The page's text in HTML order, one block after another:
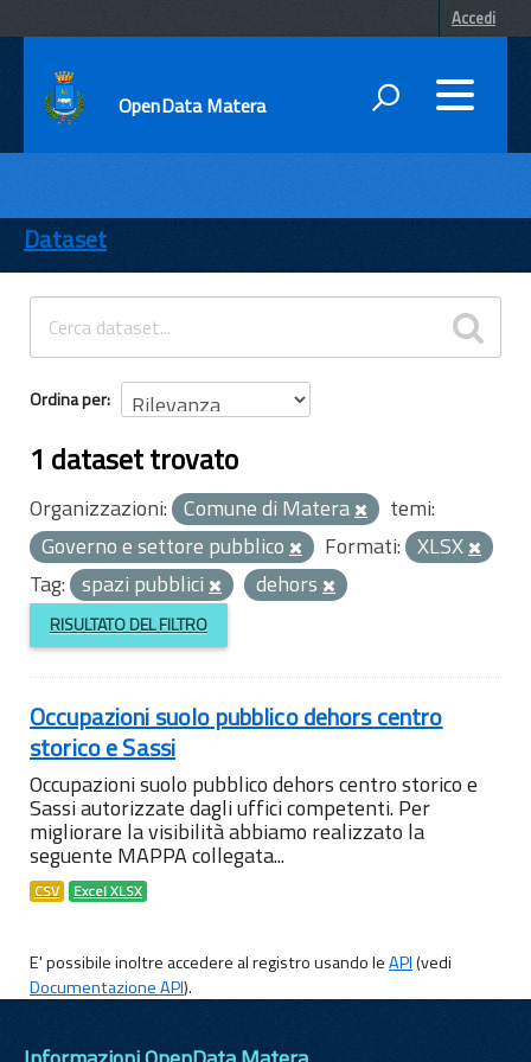
Accedi
OpenData Matera
ENTI
TEMI
INFORMAZIONI
Dataset
Ordina per
1 dataset trovato
Organizzazioni: Comune di Matera
temi:
Governo e settore pubblico
Formati: XLSX
Tag: spazi pubblici dehors
RISULTATO DEL FILTRO
Occupazioni suolo pubblico dehors centro
storico e Sassi
Occupazioni suolo pubblico dehors centro storico e
Sassi autorizzate dagli uffici competenti. Per
migliorare la visibilità abbiamo realizzato la
seguente MAPPA collegata...
CSV Excel XLSX
E' possibile inoltre accedere al registro usando leAPI(vedi
Documentazione API).